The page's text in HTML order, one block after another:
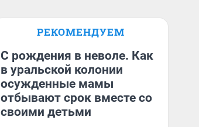
РЕКОМЕНДУЕМ
С рождения в неволе. Как
в уральской колонии
осужденные мамы
отбывают срок вместе со
своими детьми